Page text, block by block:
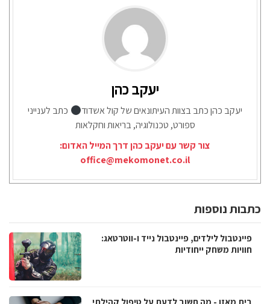
יעקב כהן
יעקב כהן כתב בצוות העיתונאים של קול אשדוד
כתב לענייני
ספורט, טכנולוגיה, בריאות וחקלאות
צור קשר עם יעקב כהן דרך המייל האדום:
office@mekomonet.co.il
כתבות נוספות
פיינטבול לילדים, פיינטבול נייד ו-ווטרטאג:
חוויות משחק ייחודיות